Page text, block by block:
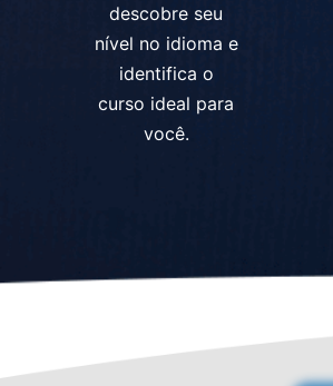
descobre seu
nível no idioma e
identifica o
curso ideal para
você.